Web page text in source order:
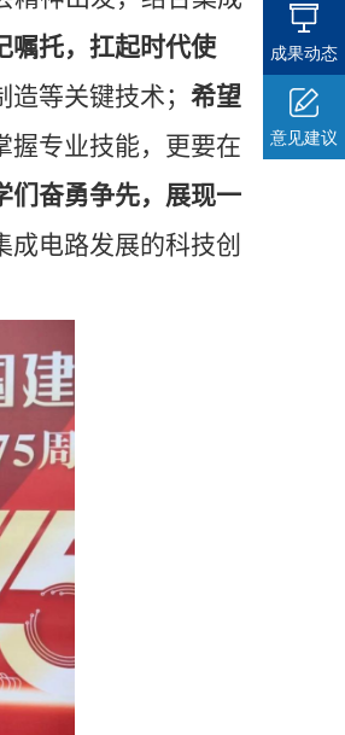
嘱托，扛起时代使
等关键技术； 希望
握专业技能，更要在
们奋勇争先，展现一
电路发展的科技创
成果动态
意见建议